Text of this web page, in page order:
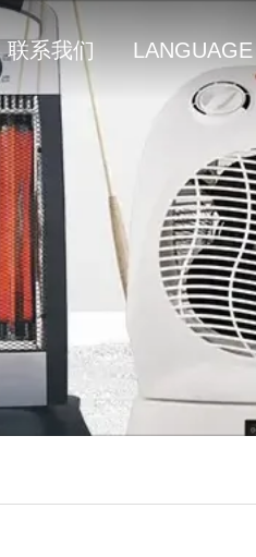
联系我们 LANGUAGE